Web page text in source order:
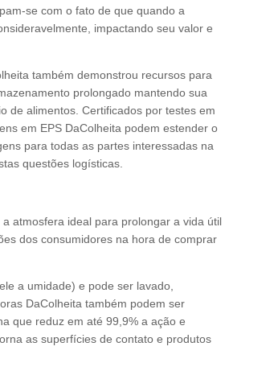
se com o fato de que quando a
impactando seu valor e
também demonstrou recursos para
prolongado mantendo sua
de alimentos. Certificados por testes em
em EPS DaColheita podem estender o
para todas as partes interessadas na
questões logísticas.
atmosfera ideal para prolongar a vida útil
dos consumidores na hora de comprar
a umidade) e pode ser lavado,
DaColheita também podem ser
que reduz em até 99,9% a ação e
as superfícies de contato e produtos